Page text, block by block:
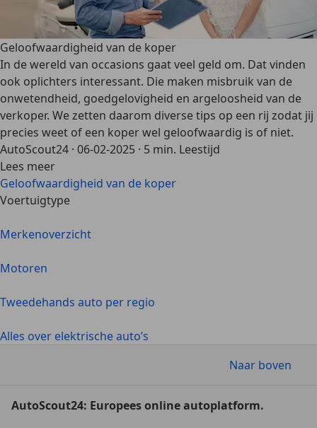
Geloofwaardigheid van de koper
In de wereld van occasions gaat veel geld om. Dat vinden
ook oplichters interessant. Die maken misbruik van de
onwetendheid, goedgelovigheid en argeloosheid van de
verkoper. We zetten daarom diverse tips op een rij zodat jij
precies weet of een koper wel geloofwaardig is of niet.
AutoScout24 · 06-02-2025 · 5 min. Leestijd
Lees meer
Geloofwaardigheid van de koper
Voertuigtype
Merkenoverzicht
Motoren
Tweedehands auto per regio
Alles over elektrische auto’s
Naar boven
AutoScout24: Europees online autoplatform.